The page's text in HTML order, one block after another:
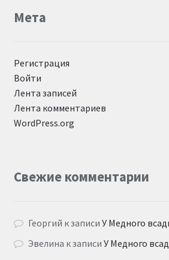
Мета
Регистрация
Войти
Лента записей
Лента комментариев
WordPress.org
Свежие комментарии
Георгий к записиУ Медного
Эвелина к записиУ Медного